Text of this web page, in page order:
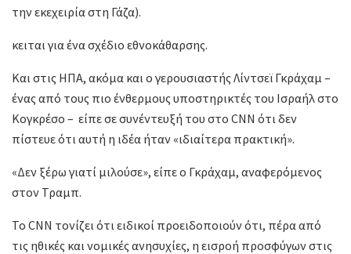
την εκεχειρία στη Γάζα).
κειται για ένα σχέδιο εθνοκάθαρσης.
Και στις ΗΠΑ, ακόμα και ο γερουσιαστής Λίντσεϊ Γκράχαμ –
ένας από τους πιο ένθερμους υποστηρικτές του Ισραήλ στο
Κογκρέσο – είπε σε συνέντευξή του στο CNN ότι δεν
πίστευε ότι αυτή η ιδέα ήταν «ιδιαίτερα πρακτική».
«Δεν ξέρω γιατί μιλούσε», είπε ο Γκράχαμ, αναφερόμενος
στον Τραμπ.
Το CNN τονίζει ότι ειδικοί προειδοποιούν ότι, πέρα από
τις ηθικές και νομικές ανησυχίες, η εισροή προσφύγων στις